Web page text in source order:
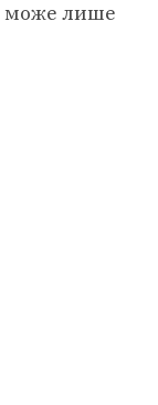
може лише